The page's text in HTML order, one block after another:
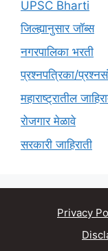
UPSC Bharti
जिल्ह्यानुसार जॉब्स
नगरपालिका भरती
प्रश्नपत्रिका/
महाराष्ट्रातील
रोजगार मेळावे
सरकारी जाहिराती
Privacy